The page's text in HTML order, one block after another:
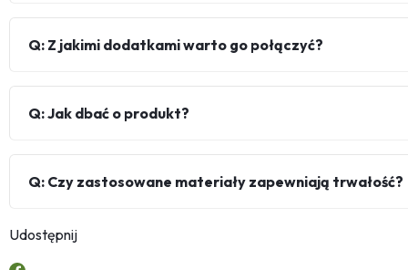
Q: Z jakimi dodatkami warto go połączyć?
Q: Jak dbać o produkt?
Q: Czy zastosowane materiały zapewniają trwałość?
Udostępnij